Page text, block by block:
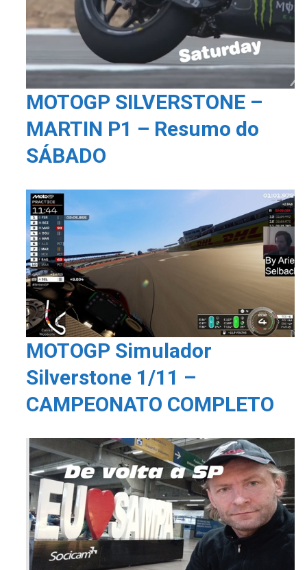
MOTOGP SILVERSTONE –
MARTIN P1 – Resumo do
SÁBADO
MOTOGP Simulador
Silverstone 1/11 –
CAMPEONATO COMPLETO